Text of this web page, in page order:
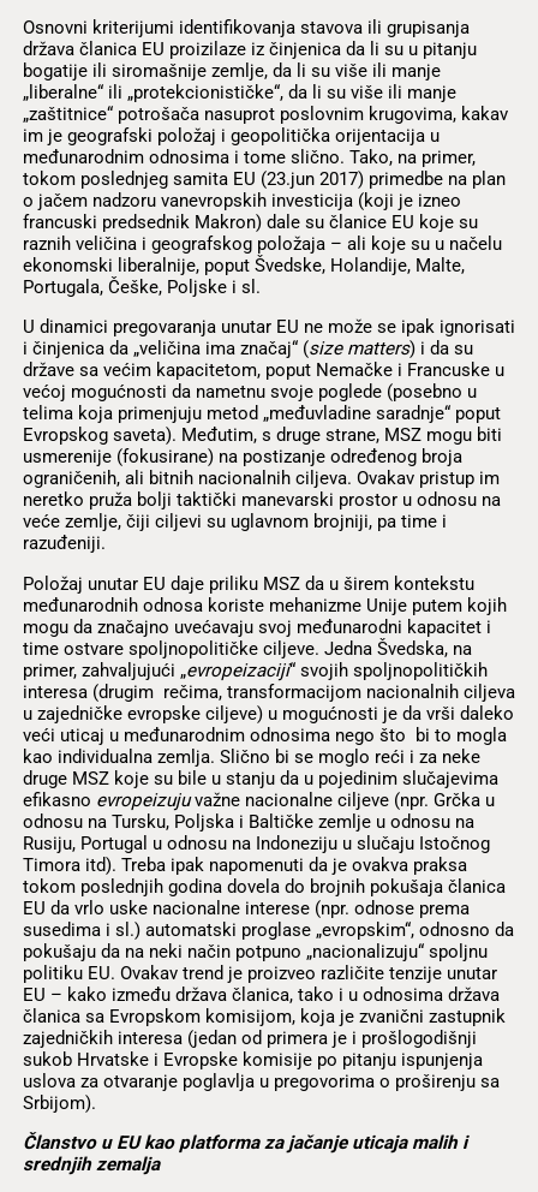
Osnovni kriterijumi identifikovanja stavova ili grupisanja
država članica EU proizilaze iz činjenica da li su u pitanju
bogatije ili siromašnije zemlje, da li su više ili manje
„liberalne“ ili „protekcionističke“, da li su više ili manje
„zaštitnice“ potrošača nasuprot poslovnim krugovima, kakav
im je geografski položaj i geopolitička orijentacija u
međunarodnim odnosima i tome slično. Tako, na primer,
tokom poslednjeg samita EU (23.jun 2017) primedbe na plan
o jačem nadzoru vanevropskih investicija (koji je izneo
francuski predsednik Makron) dale su članice EU koje su
raznih veličina i geografskog položaja – ali koje su u načelu
ekonomski liberalnije, poput Švedske, Holandije, Malte,
Portugala, Češke, Poljske i sl.
U dinamici pregovaranja unutar EU ne može se ipak ignorisati
i činjenica da „veličina ima značaj“ (size matters) i da su
države sa većim kapacitetom, poput Nemačke i Francuske u
većoj mogućnosti da nametnu svoje poglede (posebno u
telima koja primenjuju metod „međuvladine saradnje“ poput
Evropskog saveta). Međutim, s druge strane, MSZ mogu biti
usmerenije (fokusirane) na postizanje određenog broja
ograničenih, ali bitnih nacionalnih ciljeva. Ovakav pristup im
neretko pruža bolji taktički manevarski prostor u odnosu na
veće zemlje, čiji ciljevi su uglavnom brojniji, pa time i
razuđeniji.
Položaj unutar EU daje priliku MSZ da u širem kontekstu
međunarodnih odnosa koriste mehanizme Unije putem kojih
mogu da značajno uvećavaju svoj međunarodni kapacitet i
time ostvare spoljnopolitičke ciljeve. Jedna Švedska, na
primer, zahvaljujući „evropeizaciji“ svojih spoljnopolitičkih
interesa (drugim rečima, transformacijom nacionalnih ciljeva
u zajedničke evropske ciljeve) u mogućnosti je da vrši daleko
veći uticaj u međunarodnim odnosima nego što bi to mogla
kao individualna zemlja. Slično bi se moglo reći i za neke
druge MSZ koje su bile u stanju da u pojedinim slučajevima
efikasno evropeizujuvažne nacionalne ciljeve (npr. Grčka u
odnosu na Tursku, Poljska i Baltičke zemlje u odnosu na
Rusiju, Portugal u odnosu na Indoneziju u slučaju Istočnog
Timora itd). Treba ipak napomenuti da je ovakva praksa
tokom poslednjih godina dovela do brojnih pokušaja članica
EU da vrlo uske nacionalne interese (npr. odnose prema
susedima i sl.) automatski proglase „evropskim“, odnosno da
pokušaju da na neki način potpuno „nacionalizuju“ spoljnu
politiku EU. Ovakav trend je proizveo različite tenzije unutar
EU – kako između država članica, tako i u odnosima država
članica sa Evropskom komisijom, koja je zvanični zastupnik
zajedničkih interesa (jedan od primera je i prošlogodišnji
sukob Hrvatske i Evropske komisije po pitanju ispunjenja
uslova za otvaranje poglavlja u pregovorima o proširenju sa
Srbijom).
Članstvo u EU kao platforma za jačanje uticaja malih i
srednjih zemalja